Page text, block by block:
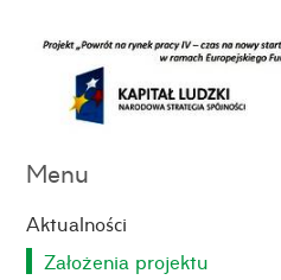
Menu
Aktualności
Założenia projektu